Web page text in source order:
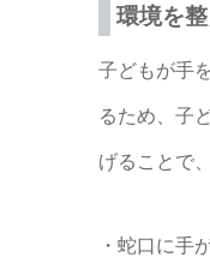
環境を
子どもが手
るため、子
げることで
・蛇口に手